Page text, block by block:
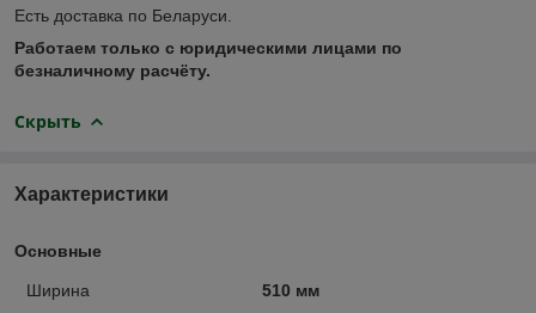
Есть доставка по Беларуси.
Работаем только с юридическими лицами по
безналичному расчёту.
Скрыть
Характеристики
Основные
Ширина
510 мм